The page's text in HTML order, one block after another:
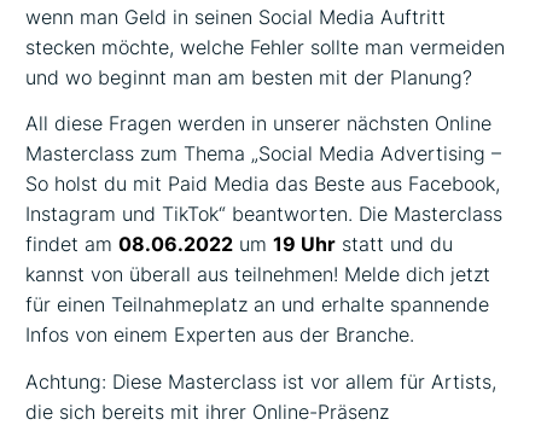
wenn man Geld in seinen Social Media Auftritt
stecken möchte, welche Fehler sollte man vermeiden
und wo beginnt man am besten mit der Planung?
All diese Fragen werden in unserer nächsten Online
Masterclass zum Thema „Social Media Advertising –
So holst du mit Paid Media das Beste aus Facebook,
Instagram und TikTok“ beantworten. Die Masterclass
findet am08.06.2022 um19 Uhr statt und du
kannst von überall aus teilnehmen! Melde dich jetzt
für einen Teilnahmeplatz an und erhalte spannende
Infos von einem Experten aus der Branche.
Achtung: Diese Masterclass ist vor allem für Artists,
die sich bereits mit ihrer Online-Präsenz